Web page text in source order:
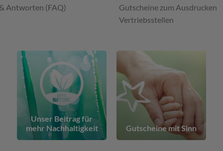
Antworten (FAQ)
Gutscheine zum Ausdrucken
Vertriebsstellen
Unser Beitrag für
mehr Nachhaltigkeit
Gutscheine mit Sinn